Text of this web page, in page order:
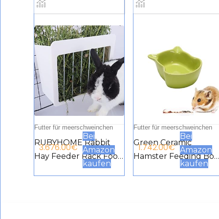
Futter für meerschweinchen
RUBYHOME Rabbit
Hay Feeder Rack Food
Feeding Crib Rabbit
3.676.00€
Bei
Amazon
kaufen
Futter für meerschweinchen
Green Ceramic
Hamster Feeding Bowl
– Prevent Spinning
1.742.00€
Bei
Amazon
kaufen